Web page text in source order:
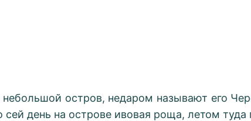
остров, недаром называют его
сей день на острове ивовая роща, летом туда